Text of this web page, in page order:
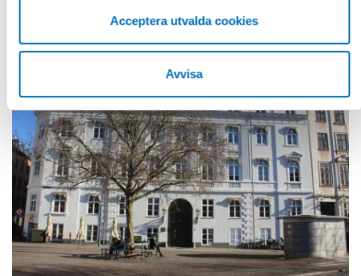
Acceptera utvalda cookies
Avvisa